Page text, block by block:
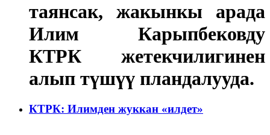
таянсак, жакынкы арада
Илим Карыпбековду
КТРК жетекчилигинен
алып түшүү пландалууда.
КТРК: Илимден жуккан «илдет»